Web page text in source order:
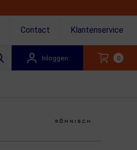
Contact Klantenservice
Inloggen 0